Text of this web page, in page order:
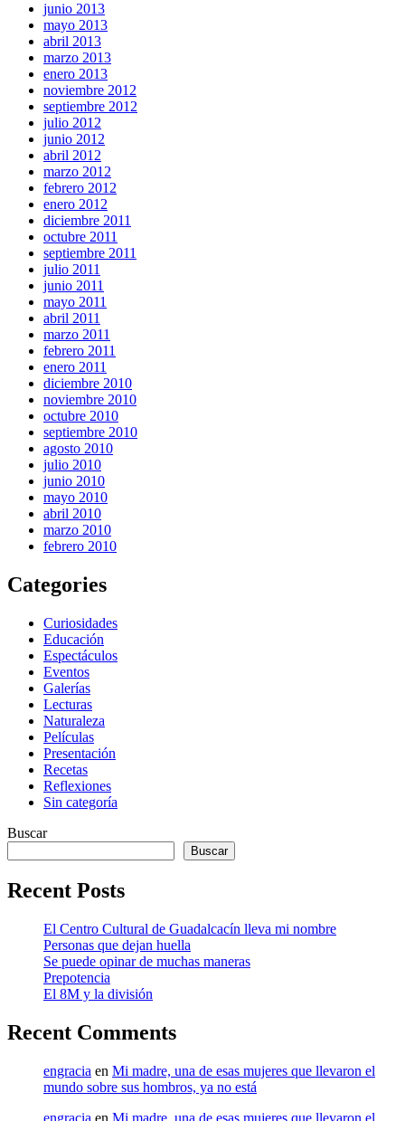
junio 2013
mayo 2013
abril 2013
marzo 2013
enero 2013
noviembre 2012
septiembre 2012
julio 2012
junio 2012
abril 2012
marzo 2012
febrero 2012
enero 2012
diciembre 2011
octubre 2011
septiembre 2011
julio 2011
junio 2011
mayo 2011
abril 2011
marzo 2011
febrero 2011
enero 2011
diciembre 2010
noviembre 2010
octubre 2010
septiembre 2010
agosto 2010
julio 2010
junio 2010
mayo 2010
abril 2010
marzo 2010
febrero 2010
Categories
Curiosidades
Educación
Espectáculos
Eventos
Galerías
Lecturas
Naturaleza
Películas
Presentación
Recetas
Reflexiones
Sin categoría
Buscar
Buscar
Recent Posts
El Centro Cultural de Guadalcacín lleva mi nombre
Personas que dejan huella
Se puede opinar de muchas maneras
Prepotencia
El 8M y la división
Recent Comments
engracia en Mi madre, una de esas mujeres que llevaron el
mundo sobre sus hombros, ya no está
engracia en Mi madre, una de esas mujeres que llevaron el